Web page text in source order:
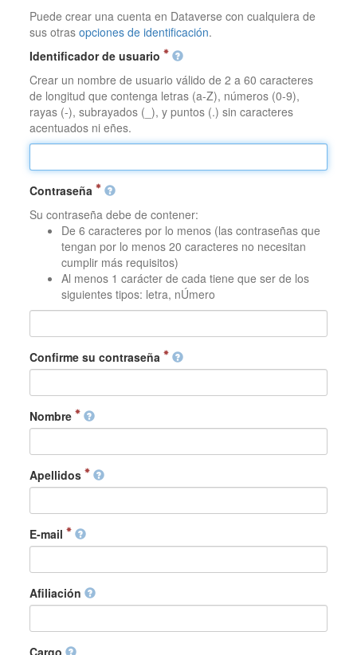
Puede crear una cuenta en Dataverse con cualquiera de
sus otrasopciones de identificación.
Identificador de usuario
Crear un nombre de usuario válido de 2 a 60 caracteres
de longitud que contenga letras (a-Z), números (0-9),
rayas (-), subrayados (_), y puntos (.) sin caracteres
acentuados ni eñes.
Contraseña
Su contraseña debe de contener:
De 6 caracteres por lo menos (las contraseñas que
tengan por lo menos 20 caracteres no necesitan
cumplir más requisitos)
Al menos 1 carácter de cada tiene que ser de los
siguientes tipos: letra, nÚmero
Confirme su contraseña
Nombre
Apellidos
E-mail
Afiliación
Cargo